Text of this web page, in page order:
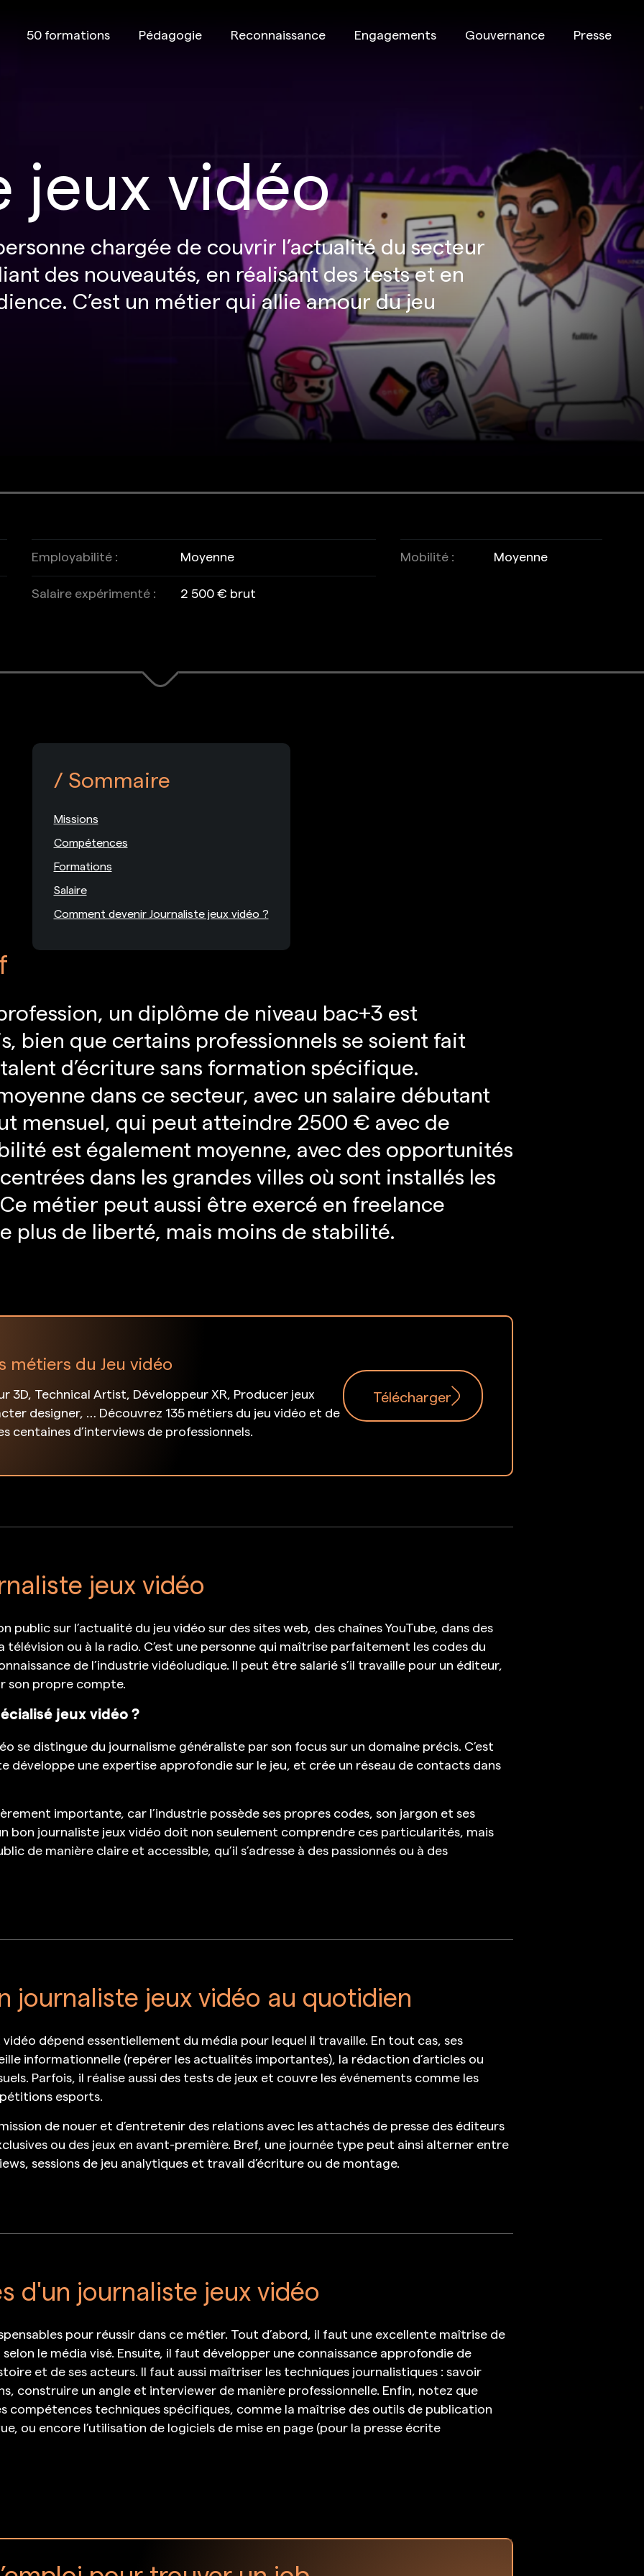
50 formations Pédagogie Reconnaissance Engagements Gouvernance Presse
jeux vidéo
chargée de couvrir l’actualité du secteur
des nouveautés, en réalisant des tests et en
C’est un métier qui allie amour du jeu
Employabilité : Moyenne Mobilité : Moyenne
Salaire expérimenté : 2 500 € brut
un diplôme de niveau bac+3 est
bien que certains professionnels se soient fait
d’écriture sans formation spécifique.
dans ce secteur, avec un salaire débutant
mensuel, qui peut atteindre 2500 € avec de
est également moyenne, avec des opportunités
dans les grandes villes où sont installés les
métier peut aussi être exercé en freelance
plus de liberté, mais moins de stabilité.
métiers du Jeu vidéo
3D, Technical Artist, Développeur XR, Producer jeux
designer, … Découvrez 135 métiers du jeu vidéo et de
centaines d’interviews de professionnels.
Télécharger
jeux vidéo
public sur l’actualité du jeu vidéo sur des sites web, des chaînes YouTube, dans des
télévision ou à la radio. C’est une personne qui maîtrise parfaitement les codes du
de l’industrie vidéoludique. Il peut être salarié s’il travaille pour un éditeur,
son propre compte.
jeux vidéo ?
se distingue du journalisme généraliste par son focus sur un domaine précis. C’est
développe une expertise approfondie sur le jeu, et crée un réseau de contacts dans
importante, car l’industrie possède ses propres codes, son jargon et ses
bon journaliste jeux vidéo doit non seulement comprendre ces particularités, mais
de manière claire et accessible, qu’il s’adresse à des passionnés ou à des
journaliste jeux vidéo au quotidien
dépend essentiellement du média pour lequel il travaille. En tout cas, ses
informationnelle (repérer les actualités importantes), la rédaction d’articles ou
Parfois, il réalise aussi des tests de jeux et couvre les événements comme les
esports.
de nouer et d’entretenir des relations avec les attachés de presse des éditeurs
ou des jeux en avant-première. Bref, une journée type peut ainsi alterner entre
sessions de jeu analytiques et travail d’écriture ou de montage.
d'un journaliste jeux vidéo
pour réussir dans ce métier. Tout d’abord, il faut une excellente maîtrise de
selon le média visé. Ensuite, il faut développer une connaissance approfondie de
et de ses acteurs. Il faut aussi maîtriser les techniques journalistiques : savoir
construire un angle et interviewer de manière professionnelle. Enfin, notez que
compétences techniques spécifiques, comme la maîtrise des outils de publication
ou encore l’utilisation de logiciels de mise en page (pour la presse écrite
Sommaire
Missions
Compétences
Formations
Salaire
Comment devenir Journaliste jeux vidéo ?